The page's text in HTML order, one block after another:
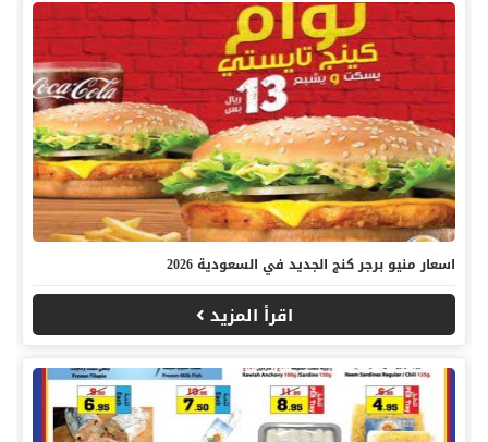
اسعار منيو برجر كنج الجديد في السعودية 2026
اقرأ المزيد